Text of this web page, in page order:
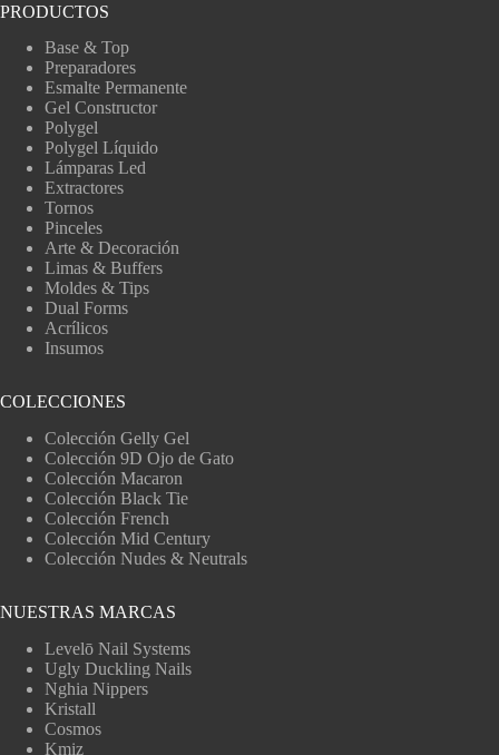
PRODUCTOS
Base & Top
Preparadores
Esmalte Permanente
Gel Constructor
Polygel
Polygel Líquido
Lámparas Led
Extractores
Tornos
Pinceles
Arte & Decoración
Limas & Buffers
Moldes & Tips
Dual Forms
Acrílicos
Insumos
COLECCIONES
Colección Gelly Gel
Colección 9D Ojo de Gato
Colección Macaron
Colección Black Tie
Colección French
Colección Mid Century
Colección Nudes & Neutrals
NUESTRAS MARCAS
Levelō Nail Systems
Ugly Duckling Nails
Nghia Nippers
Kristall
Cosmos
Kmiz